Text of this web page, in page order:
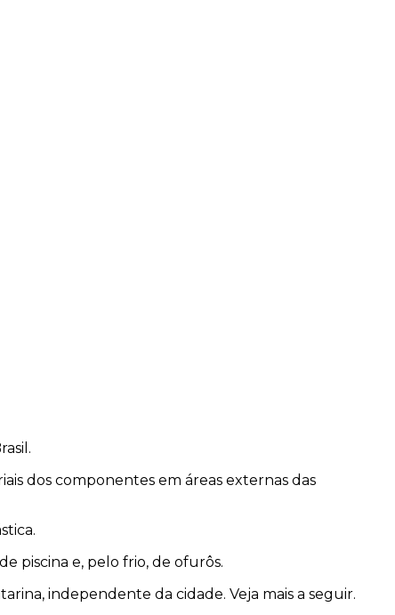
dos componentes em áreas externas das
piscina e, pelo frio, de ofurôs.
independente da cidade. Veja mais a seguir.